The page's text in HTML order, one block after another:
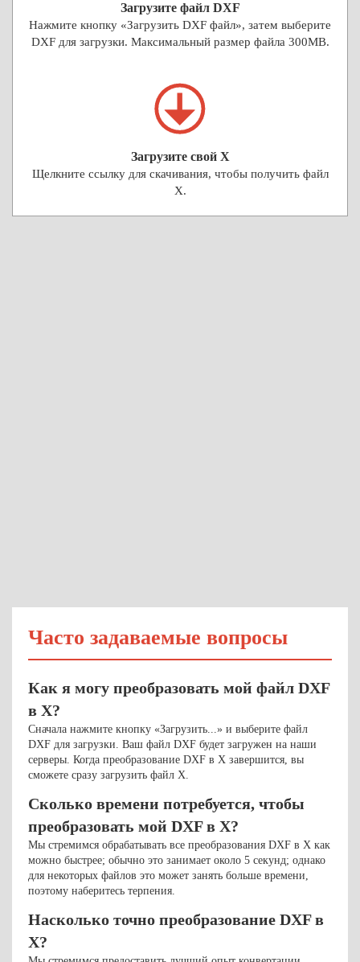
Загрузите файл DXF
Нажмите кнопку «Загрузить DXF файл», затем выберите
DXF для загрузки. Максимальный размер файла 300MB.
Загрузите свой X
Щелкните ссылку для скачивания, чтобы получить файл
X.
Часто задаваемые вопросы
Как я могу преобразовать мой файл DXF
в X?
Сначала нажмите кнопку «Загрузить...» и выберите файл
DXF для загрузки. Ваш файл DXF будет загружен на наши
серверы. Когда преобразование DXF в X завершится, вы
сможете сразу загрузить файл X.
Сколько времени потребуется, чтобы
преобразовать мой DXF в X?
Мы стремимся обрабатывать все преобразования DXF в X как
можно быстрее; обычно это занимает около 5 секунд; однако
для некоторых файлов это может занять больше времени,
поэтому наберитесь терпения.
Насколько точно преобразование DXF в
X?